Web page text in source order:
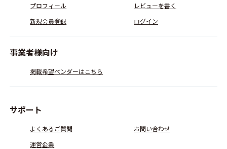
プロフィール
レビューを書く
新規会員登録
ログイン
事業者様向け
掲載希望ベンダーはこちら
サポート
よくあるご質問
お問い合わせ
運営企業